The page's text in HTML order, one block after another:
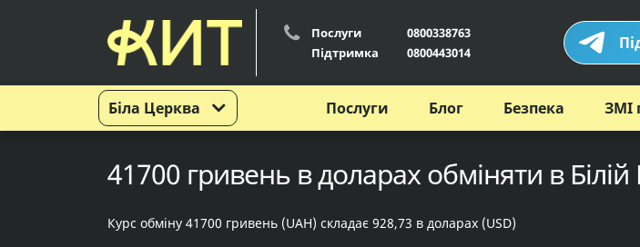
Біла Церква
Послуги
0800338763
Підтримка
0800443014
Послуги Блог Безпека ЗМІ
41700 гривень в доларах обміняти в
Курс обміну 41700 гривень (UAH) складає 928,73 в доларах (USD)